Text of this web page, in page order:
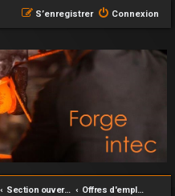
Connexion
S’enregistrer
Section ouverte au grand publique Offres d'emploi: Forge